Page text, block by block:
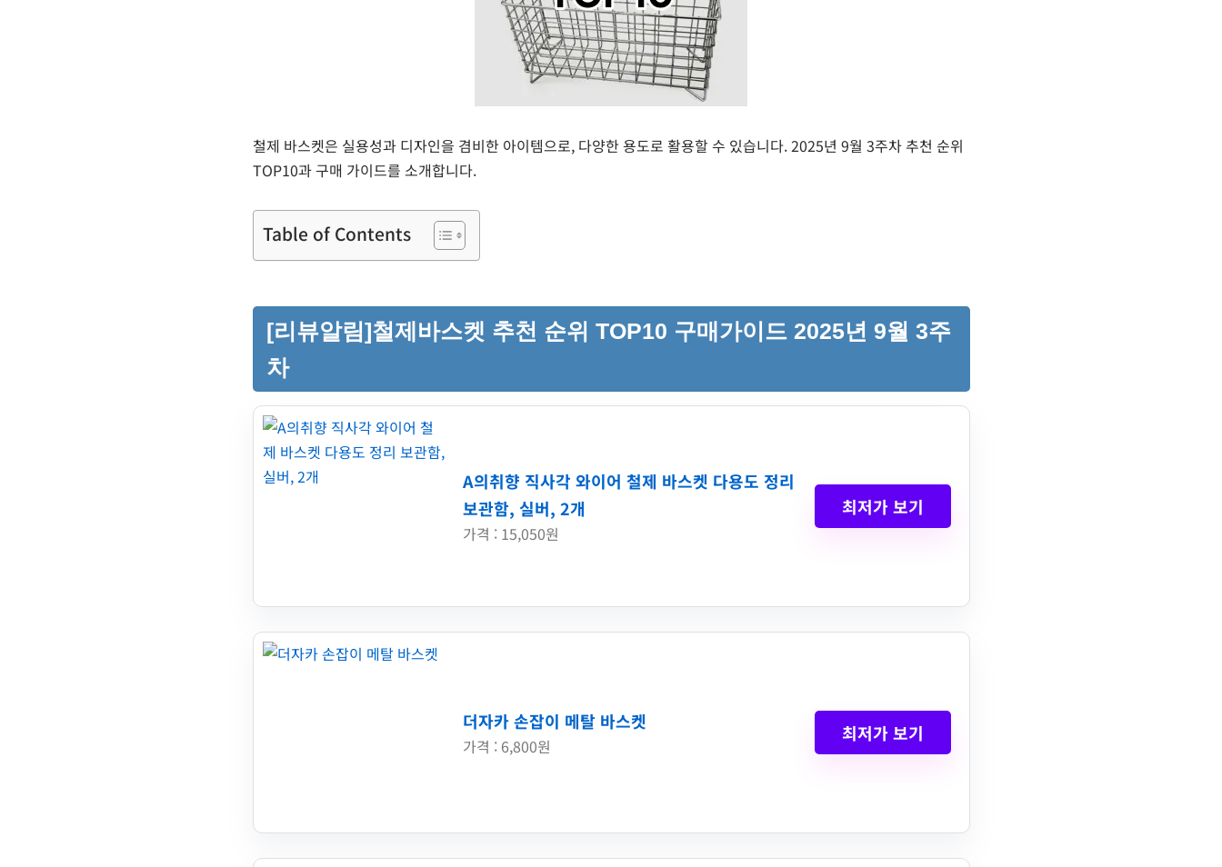
철제 바스켓은 실용성과 디자인을 겸비한 아이템으로, 다양한 용도로 활용할 수 있습니다. 2025년 9월 3주차 추천 순위
TOP10과 구매 가이드를 소개합니다.
Table of Contents
[리뷰알림]철제바스켓 추천 순위 TOP10 구매가이드 2025년 9월 3주
차
A의취향 직사각 와이어 철제 바스켓 다용도 정리
보관함, 실버, 2개
가격 : 15,050원
최저가 보기
더자카 손잡이 메탈 바스켓
가격 : 6,800원
최저가 보기